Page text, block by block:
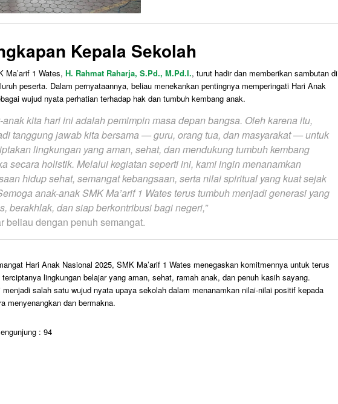
Kepala Sekolah
Ma’arif 1 Wates, H. Rahmat Raharja, S.Pd., M.Pd.I., turut hadir dan memberikan sambutan di
peserta. Dalam pernyataannya, beliau menekankan pentingnya memperingati Hari Anak
wujud nyata perhatian terhadap hak dan tumbuh kembang anak.
anak kita hari ini adalah pemimpin masa depan bangsa. Oleh karena itu,
tanggung jawab kita bersama — guru, orang tua, dan masyarakat — untuk
lingkungan yang aman, sehat, dan mendukung tumbuh kembang
secara holistik. Melalui kegiatan seperti ini, kami ingin menanamkan
hidup sehat, semangat kebangsaan, serta nilai spiritual yang kuat sejak
anak-anak SMK Ma’arif 1 Wates terus tumbuh menjadi generasi yang
berakhlak, dan siap berkontribusi bagi negeri,”
beliau dengan penuh semangat.
Hari Anak Nasional 2025, SMK Ma’arif 1 Wates menegaskan komitmennya untuk terus
terciptanya lingkungan belajar yang aman, sehat, ramah anak, dan penuh kasih sayang.
menjadi salah satu wujud nyata upaya sekolah dalam menanamkan nilai-nilai positif kepada
menyenangkan dan bermakna.
: 94